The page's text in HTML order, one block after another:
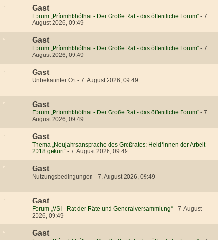
Gast
Forum „Príomhbhóthar - Der Große Rat - das öffentliche Forum“ - 7.
August 2026, 09:49
Gast
Forum „Príomhbhóthar - Der Große Rat - das öffentliche Forum“ - 7.
August 2026, 09:49
Gast
Unbekannter Ort - 7. August 2026, 09:49
Gast
Forum „Príomhbhóthar - Der Große Rat - das öffentliche Forum“ - 7.
August 2026, 09:49
Gast
Thema „Neujahrsansprache des Großrates: Held*innen der Arbeit
2018 gekürt“ - 7. August 2026, 09:49
Gast
Nutzungsbedingungen - 7. August 2026, 09:49
Gast
Forum „VSI - Rat der Räte und Generalversammlung“ - 7. August
2026, 09:49
Gast